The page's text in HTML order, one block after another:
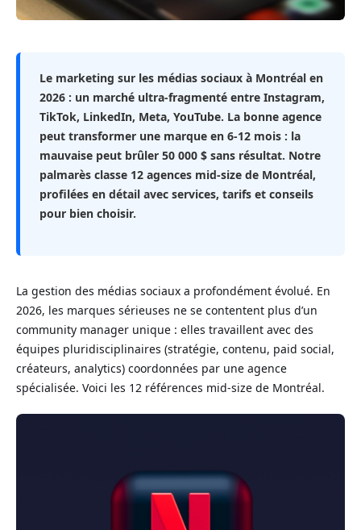
Le marketing sur les médias sociaux à Montréal en
2026 : un marché ultra-fragmenté entre Instagram,
TikTok, LinkedIn, Meta, YouTube. La bonne agence
peut transformer une marque en 6-12 mois : la
mauvaise peut brûler 50 000 $ sans résultat. Notre
palmarès classe 12 agences mid-size de Montréal,
profilées en détail avec services, tarifs et conseils
pour bien choisir.
La gestion des médias sociaux a profondément évolué. En
2026, les marques sérieuses ne se contentent plus d’un
community manager unique : elles travaillent avec des
équipes pluridisciplinaires (stratégie, contenu, paid social,
créateurs, analytics) coordonnées par une agence
spécialisée. Voici les 12 références mid-size de Montréal.